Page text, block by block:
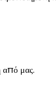
από μας.